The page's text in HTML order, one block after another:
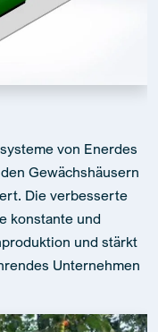
von Enerdes
Gewächshäusern
Die verbesserte
konstante und
und stärkt
Unternehmen